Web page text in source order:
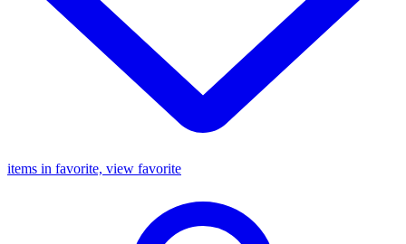
items in favorite, view favorite